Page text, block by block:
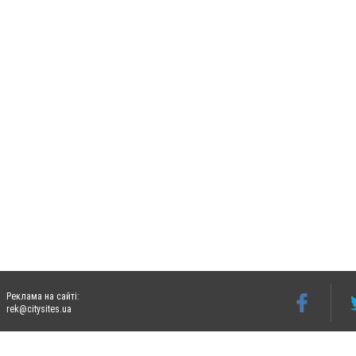
Реклама на сайті:
rek@citysites.ua